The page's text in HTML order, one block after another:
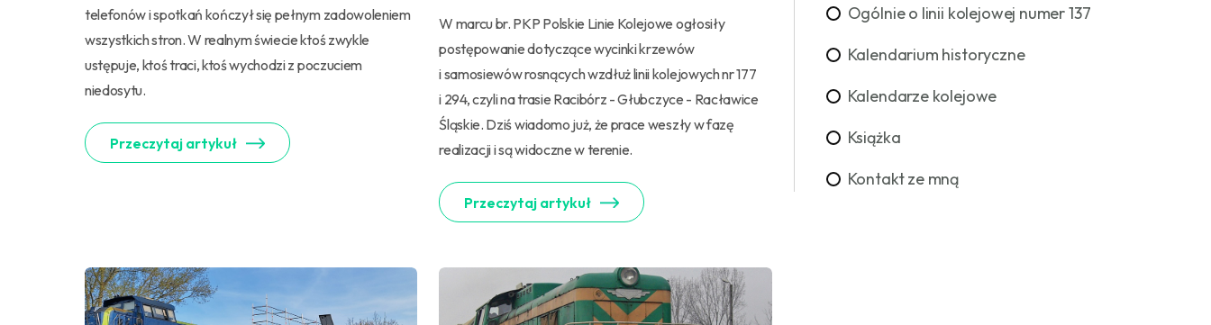
telefonów i spotkań kończył się pełnym zadowoleniem
wszystkich stron. W realnym świecie ktoś zwykle
ustępuje, ktoś traci, ktoś wychodzi z poczuciem
niedosytu.
Przeczytaj artykuł
W marcu br. PKP Polskie Linie Kolejowe ogłosiły
postępowanie dotyczące wycinki krzewów
i samosiewów rosnących wzdłuż linii kolejowych nr 177
i 294, czyli na trasie Racibórz - Głubczyce - Racławice
Śląskie. Dziś wiadomo już, że prace weszły w fazę
realizacji i są widoczne w terenie.
Przeczytaj artykuł
Ogólnie o linii kolejowej numer 137
Kalendarium historyczne
Kalendarze kolejowe
Książka
Kontakt ze mną